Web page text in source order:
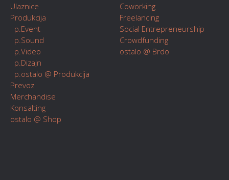
Ulaznice
Produkcija
p.Event
p.Sound
p.Video
p.Dizajn
p.ostalo @ Produkcija
Prevoz
Merchandise
Konsalting
ostalo @ Shop
Coworking
Freelancing
Social Entrepreneurship
Crowdfunding
ostalo @ Brdo